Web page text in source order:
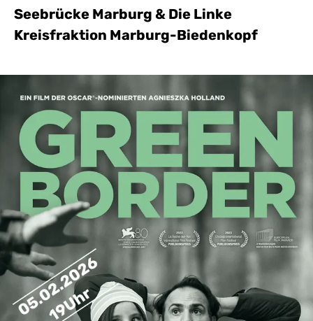
Seebrücke Marburg & Die Linke
Kreisfraktion Marburg-Biedenkopf